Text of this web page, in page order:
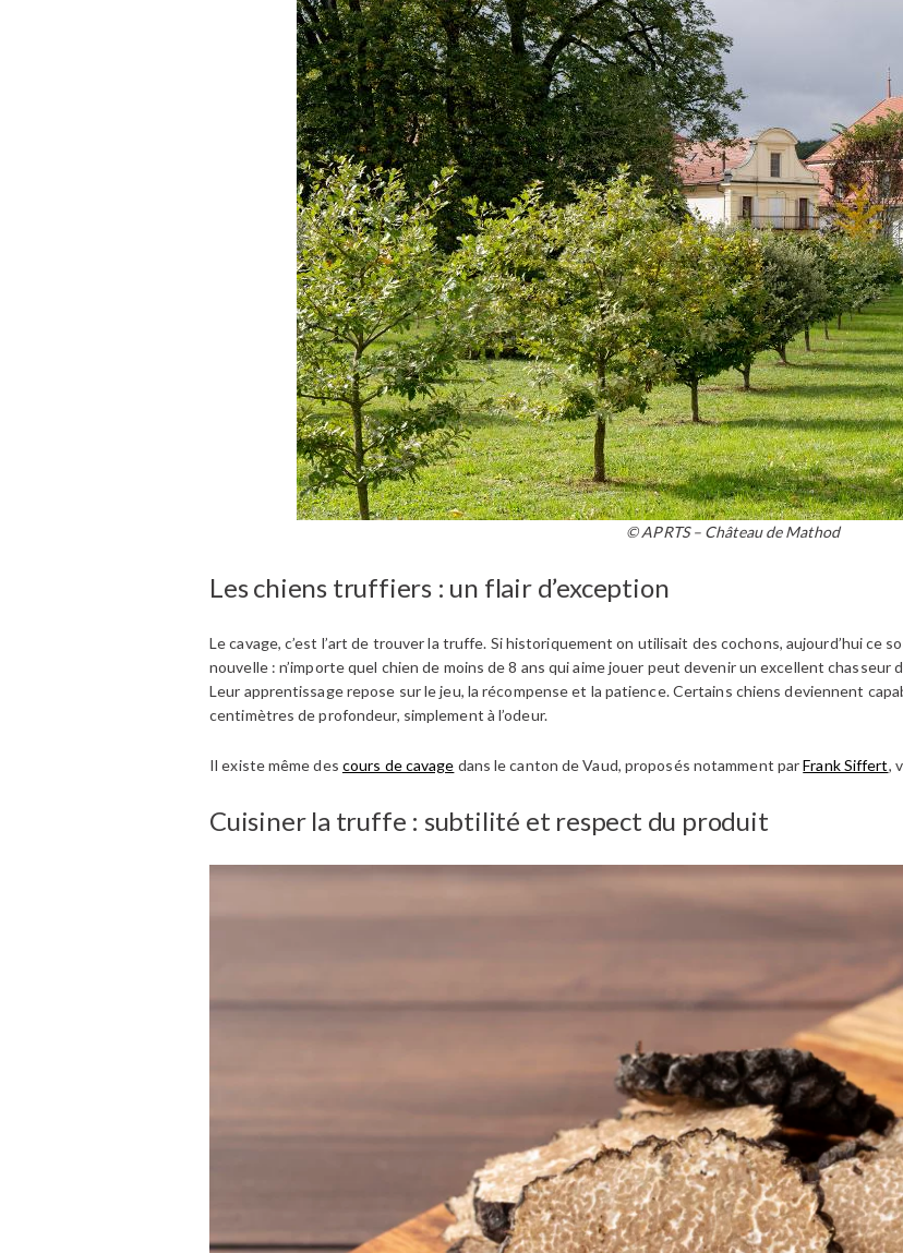
© APRTS – Château de Mathod
Les chiens truffiers : un flair d’exception
Le cavage, c’est l’art de trouver la truffe. Si historiquement on utilisait des cochons, aujourd’hui ce
nouvelle : n’importe quel chien de moins de 8 ans qui aime jouer peut devenir un excellent chasseur
Leur apprentissage repose sur le jeu, la récompense et la patience. Certains chiens deviennent
centimètres de profondeur, simplement à l’odeur.
Il existe même des cours de cavage dans le canton de Vaud, proposés notamment parFrank Siffert,
Cuisiner la truffe : subtilité et respect du produit